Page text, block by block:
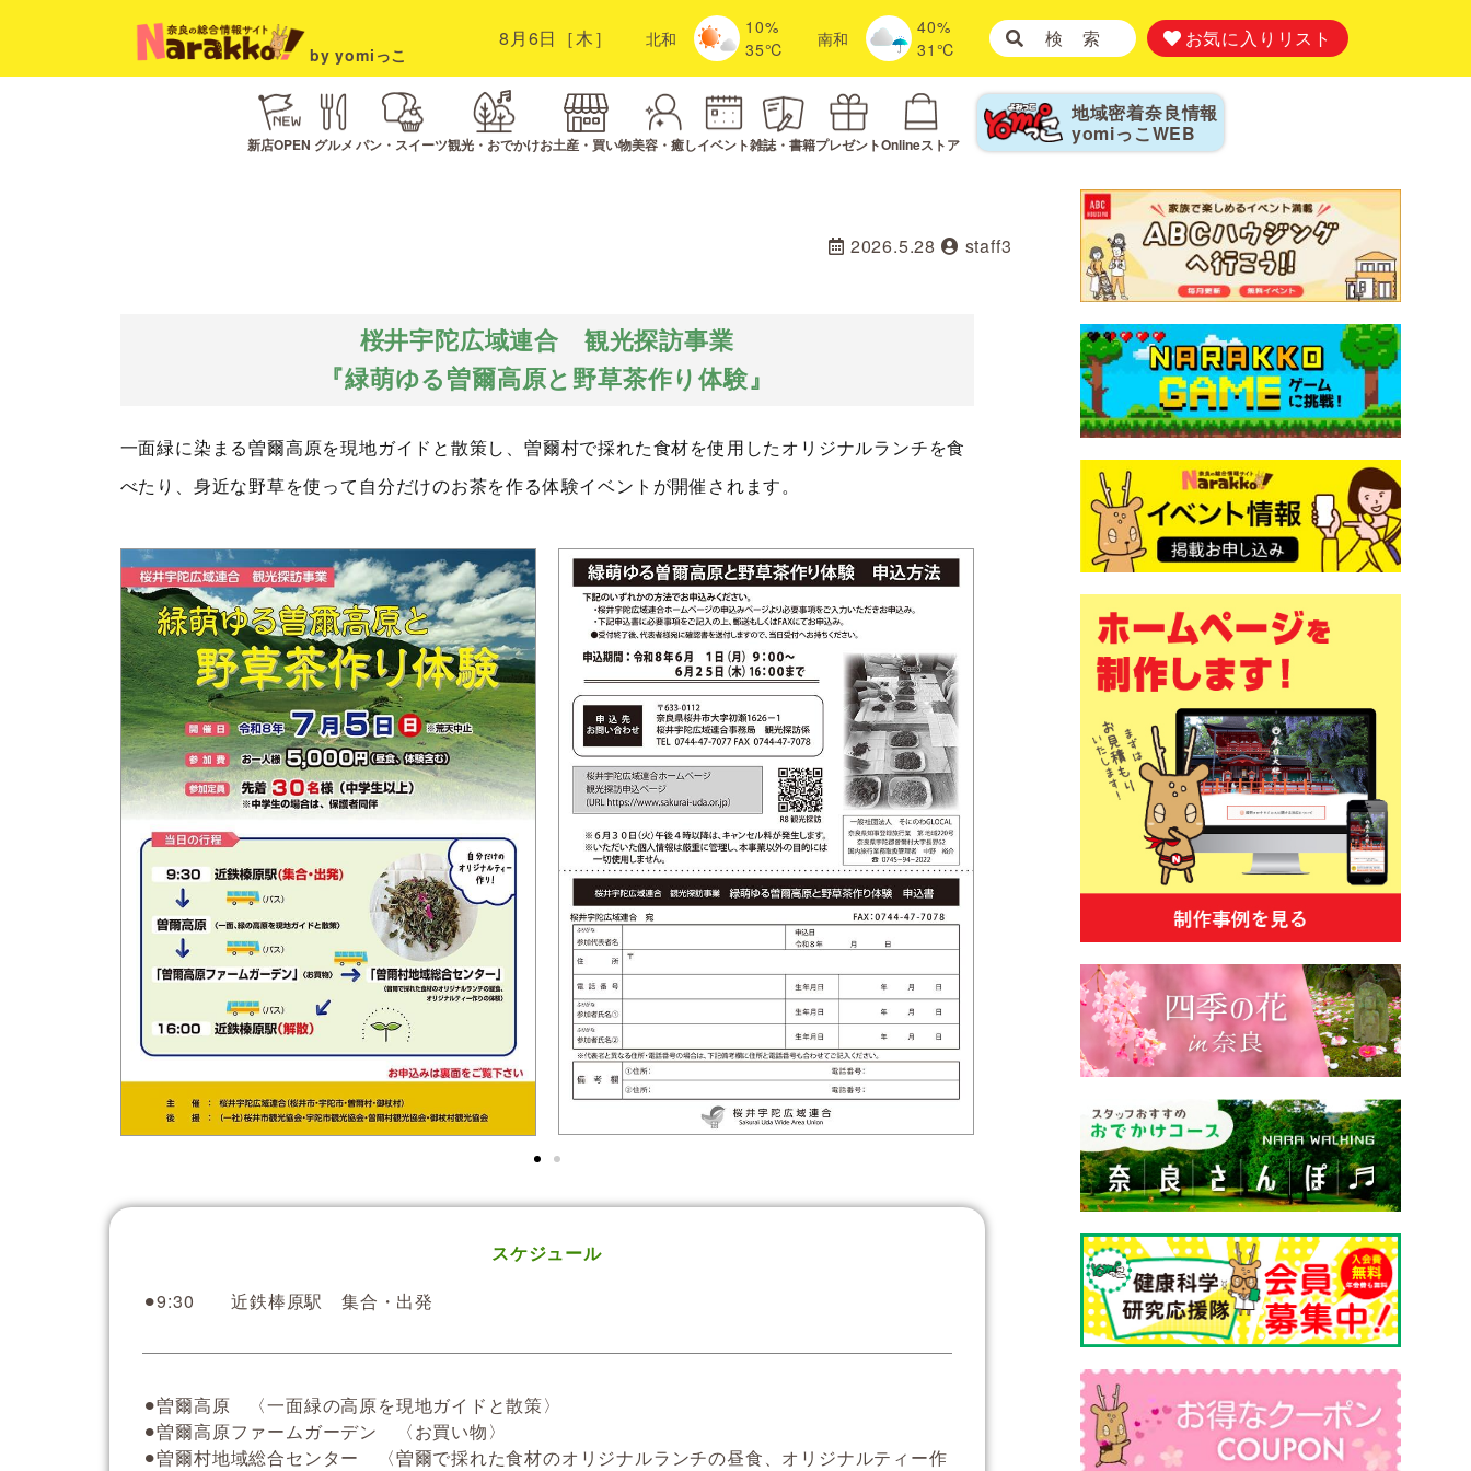
by yomiっこ
8月6日［木］ 北和
10%
35℃
南和
40%
31℃
検 索 お気に入りリスト
新店OPEN グルメ パン・スイーツ観光・おでかけお土産・買い物美容・癒しイベント雑誌・書籍プレゼントOnlineストア
地域密着奈良情報
yomiっこ WEB
2026.5.28 staff3
桜井宇陀広域連合 観光探訪事業
『緑萌ゆる曽爾高原と野草茶作り体験』
一面緑に染まる曽爾高原を現地ガイドと散策し、曽爾村で採れた食材を使用したオリジナルランチを食
べたり、身近な野草を使って自分だけのお茶を作る体験イベントが開催されます。
スケジュール
⚫︎9:30 近鉄棒原駅 集合・出発
⚫︎曽爾高原 〈一面緑の高原を現地ガイドと散策〉
⚫︎曽爾高原ファームガーデン 〈お買い物〉
⚫︎曽爾村地域総合センター 〈曽爾で採れた食材のオリジナルランチの昼食、オリジナルティー作